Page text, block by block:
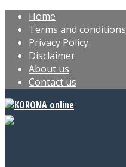
Home
Terms and conditions
Privacy Policy
Disclaimer
About us
Contact us